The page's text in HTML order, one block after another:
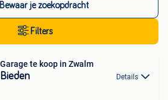
Bewaar je zoekopdracht
Filters
Garage te koop in Zwalm
Bieden Details